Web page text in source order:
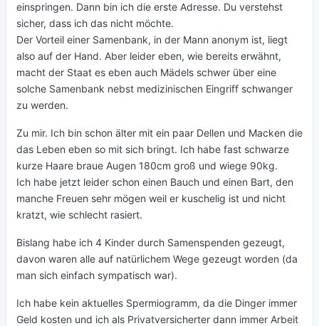
einspringen. Dann bin ich die erste Adresse. Du verstehst
sicher, dass ich das nicht möchte.
Der Vorteil einer Samenbank, in der Mann anonym ist, liegt
also auf der Hand. Aber leider eben, wie bereits erwähnt,
macht der Staat es eben auch Mädels schwer über eine
solche Samenbank nebst medizinischen Eingriff schwanger
zu werden.
Zu mir. Ich bin schon älter mit ein paar Dellen und Macken die
das Leben eben so mit sich bringt. Ich habe fast schwarze
kurze Haare braue Augen 180cm groß und wiege 90kg.
Ich habe jetzt leider schon einen Bauch und einen Bart, den
manche Freuen sehr mögen weil er kuschelig ist und nicht
kratzt, wie schlecht rasiert.
Bislang habe ich 4 Kinder durch Samenspenden gezeugt,
davon waren alle auf natürlichem Wege gezeugt worden (da
man sich einfach sympatisch war).
Ich habe kein aktuelles Spermiogramm, da die Dinger immer
Geld kosten und ich als Privatversicherter dann immer Arbeit